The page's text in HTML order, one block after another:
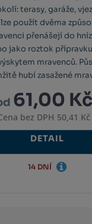
terasy, garáže,
použít dvěma
přenášejí do
jako roztok
mravenců.
hubí zasažené
61,00 Kč
bez DPH 50,41 Kč
DETAIL
14 DNÍ